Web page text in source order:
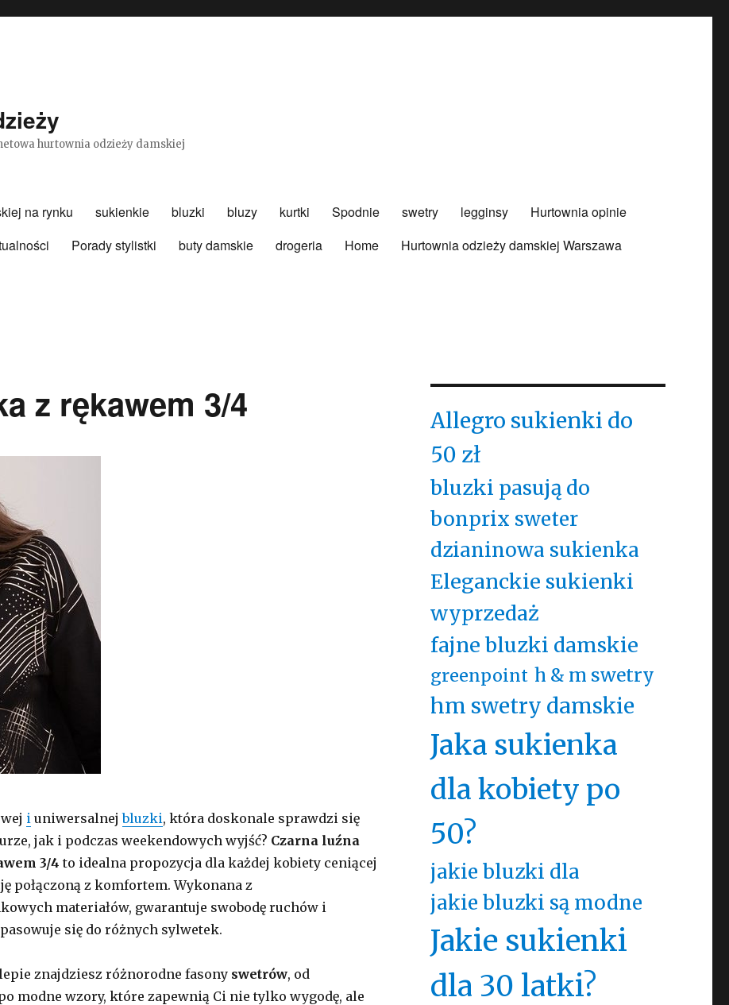
hurtownia odzieży damskiej
na rynku sukienkie bluzki bluzy kurtki Spodnie swetry legginsy
Hurtownia opinie
Porady stylistki buty damskie drogeria Home
Hurtownia odzieży damskiej Warszawa
z rękawem 3/4
iuniwersalnejbluzki, która doskonale sprawdzi się
jak i podczas weekendowych wyjść? Czarna luźna
3/4 to idealna propozycja dla każdej kobiety ceniącej
połączoną z komfortem. Wykonana z
materiałów, gwarantuje swobodę ruchów i
się do różnych sylwetek.
znajdziesz różnorodne fasony swetrów, od
modne wzory, które zapewnią Ci nie tylko wygodę, ale
Allegro sukienki do
50 zł
bluzki pasują do
bonprix sweter
dzianinowa sukienka
Eleganckie sukienki
wyprzedaż
fajne bluzki damskie
greenpoint h & m swetry
hm swetry damskie
Jaka sukienka
dla kobiety po
50?
jakie bluzki dla
jakie bluzki są modne
Jakie sukienki
dla 30 latki?